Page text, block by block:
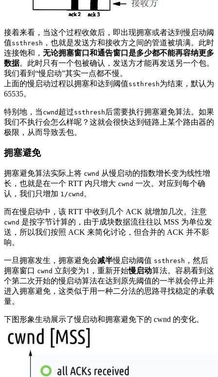
接着来看，当这个过程收敛后，即出现拥塞或者达到慢启动阈
值ssthresh ，也就是发送方和接收方之间的管道被填满。此时
连接饱和， 无论拥塞窗口和通告窗口是多少都不能再容纳更多
数据。此时只有一个包被确认，发送方才能再发送另一个包。
我们看到“慢启动”其实一点都不慢。
上面的慢启动过程以拥塞和达到阈值ssthresh为结束，默认为
65535。
特别地，当 cwnd 超过ssthresh 后需要执行拥塞避免算法。如果
我们不执行会怎么样呢？这就会很快达到链路上某个路由器的
极限，从而导致丢包。
拥塞避免
拥塞避免算法实际上将 cwnd 从慢启动的指数增长变为线性增
长，也就是在一个 RTT 内只增大 cwnd 一次。对应到每个确
认，我们只增加 1/cwnd 。
而在慢启动中，该 RTT 中收到几个 ACK 就增加几次。注意
cwnd 是按字节计算的，由于成块数据流往往以 MSS 为单位发
送，所以我们按照 ACK 来简化讨论，但合并的 ACK 并不影
响。
一旦拥塞发生，拥塞避免会减半慢启动阈值 ssthresh ，然后
拥塞窗口 cwnd 立刻变为1，重新开始慢启动算法。容易看到这
个第二次开始的慢启动算法在达到原先阈值的一半就会停止并
进入拥塞避免，这类似于用一种二分法的思路寻找稳定的承载
量。
下图形象生动展示了慢启动和拥塞避免下的 cwnd 的变化。